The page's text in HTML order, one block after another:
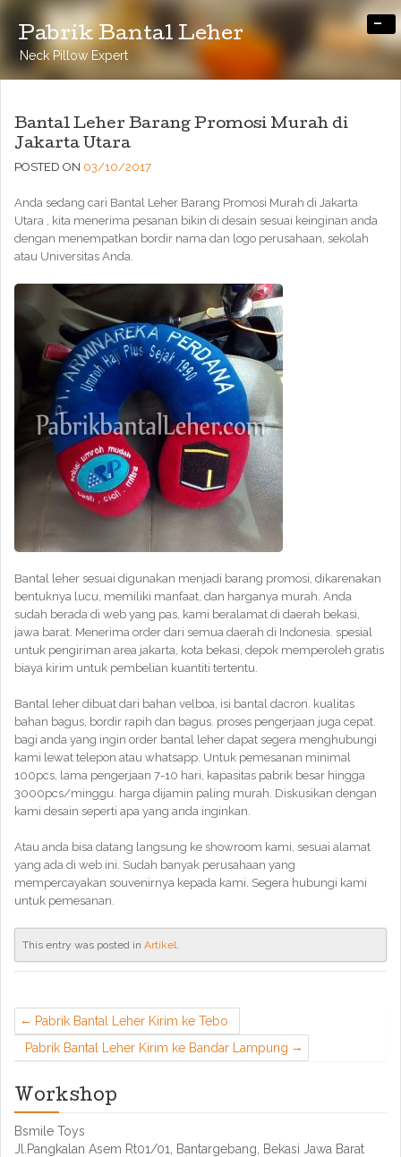
Pabrik Bantal Leher
Neck Pillow Expert
-
Bantal Leher Barang Promosi Murah di
Jakarta Utara
POSTED ON 03/10/2017
Anda sedang cari Bantal Leher Barang Promosi Murah di Jakarta
Utara , kita menerima pesanan bikin di desain sesuai keinginan anda
dengan menempatkan bordir nama dan logo perusahaan, sekolah
atau Universitas Anda.
Bantal leher sesuai digunakan menjadi barang promosi, dikarenakan
bentuknya lucu, memiliki manfaat, dan harganya murah. Anda
sudah berada di web yang pas, kami beralamat di daerah bekasi,
jawa barat. Menerima order dari semua daerah di Indonesia. spesial
untuk pengiriman area jakarta, kota bekasi, depok memperoleh gratis
biaya kirim untuk pembelian kuantiti tertentu.
Bantal leher dibuat dari bahan velboa, isi bantal dacron. kualitas
bahan bagus, bordir rapih dan bagus. proses pengerjaan juga cepat.
bagi anda yang ingin order bantal leher dapat segera menghubungi
kami lewat telepon atau whatsapp. Untuk pemesanan minimal
100pcs, lama pengerjaan 7-10 hari, kapasitas pabrik besar hingga
3000pcs/minggu. harga dijamin paling murah. Diskusikan dengan
kami desain seperti apa yang anda inginkan.
Atau anda bisa datang langsung ke showroom kami, sesuai alamat
yang ada di web ini. Sudah banyak perusahaan yang
mempercayakan souvenirnya kepada kami. Segera hubungi kami
untuk pemesanan.
This entry was posted in Artikel.
Pabrik Bantal Leher Kirim ke Tebo
Pabrik Bantal Leher Kirim ke Bandar Lampung
Workshop
Bsmile Toys
Jl.Pangkalan Asem Rt01/01, Bantargebang, Bekasi Jawa Barat